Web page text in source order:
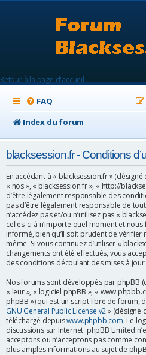
Retour à la page d'accueil
FAQ
Index du forum
blacksession.fr - Conditions
En accédant à « blacksession.fr »
« nos », « blacksession.fr », « http://
d’être légalement responsable des
pas d’être légalement responsable de
n’accédez pas et/ou n’utilisez pas «
celles-ci à n’importe quel moment et
informé, bien qu’il soit prudent de vérifier
même. Si vous continuez d’utiliser «
changements ont été effectués, vous
des conditions découlant des mises à
Nos forums sont développés par phpBB
« leur », « logiciel phpBB », «
phpBB ») qui est un script libre de forum,
GNU General Public License v2» (désigné
téléchargé depuiswww.phpbb.com. Le
discussions sur Internet. phpBB Limited
acceptons ou n’acceptons pas comme
plus amples informations au sujet de